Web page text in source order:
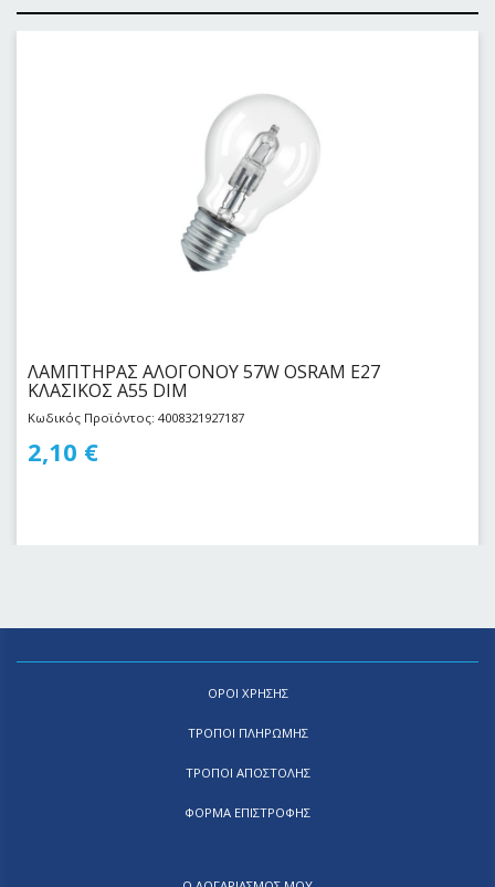
ΛΑΜΠΤΗΡΑΣ ΑΛΟΓΟΝΟΥ 57W OSRAM E27
KΛΑΣΙΚΟΣ Α55 DIM
Κωδικός Προϊόντος: 4008321927187
2,10 €
ΟΡΟΙ ΧΡΗΣΗΣ
ΤΡΟΠΟΙ ΠΛΗΡΩΜΗΣ
ΤΡΟΠΟΙ ΑΠΟΣΤΟΛΗΣ
ΦΟΡΜΑ ΕΠΙΣΤΡΟΦΗΣ